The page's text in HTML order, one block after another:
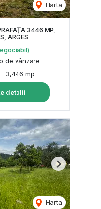
Harta
3446 MP,
ARGES
de vânzare
3,446 mp
detalii
Harta
Next